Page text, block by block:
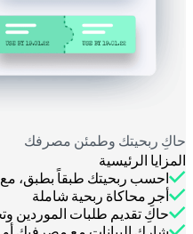
حاكِ ربحيتك وطمئن مصرفك
المزايا الرئيسية
احسب ربحيتك طبقاً بطبق، مع
أجرِ محاكاة ربحية شاملة
حاكِ تقديم طلبات الموردين